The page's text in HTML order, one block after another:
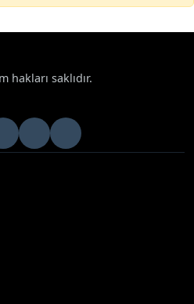
hakları saklıdır.